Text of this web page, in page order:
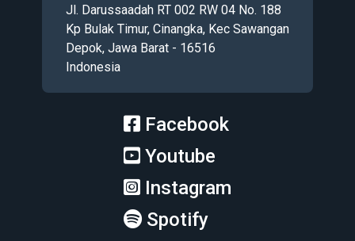
Jl. Darussaadah RT 002 RW 04 No. 188
Kp Bulak Timur, Cinangka, Kec Sawangan
Depok, Jawa Barat - 16516
Indonesia
Facebook
Youtube
Instagram
Spotify